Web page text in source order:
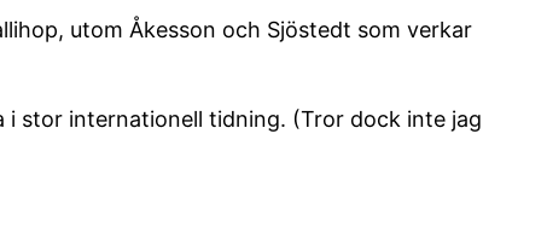
utom Åkesson och Sjöstedt som verkar
stor internationell tidning. (Tror dock inte jag